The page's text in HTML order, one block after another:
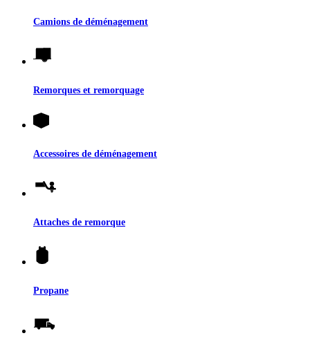
Camions de déménagement
Remorques et remorquage
Accessoires de déménagement
Attaches de remorque
Propane